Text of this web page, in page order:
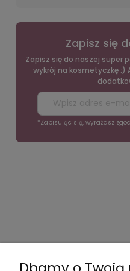
Zapisz się
Zapisz się do naszej super
wykrój na kosmetyczkę :)
*Zapisując się, wyrażasz